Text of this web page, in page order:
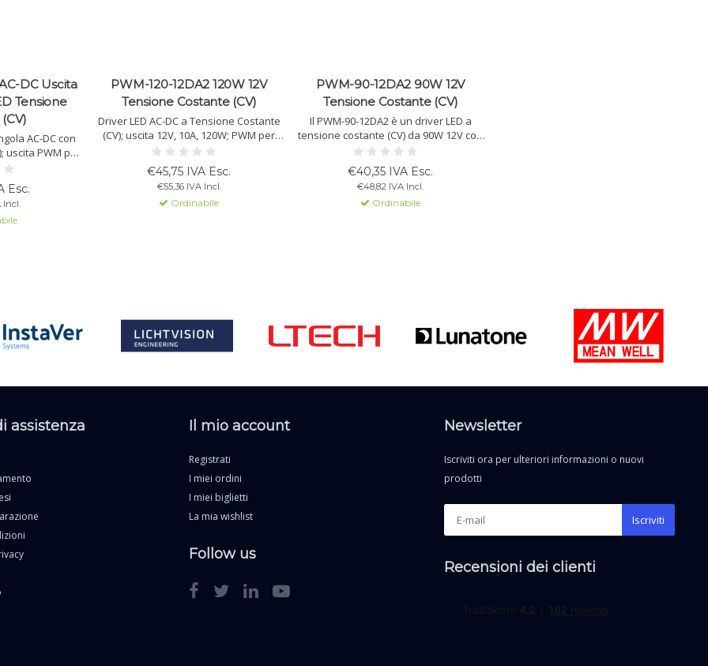
DC Uscita
Tensione
AC-DC con
uscita PWM per
a 3,75A, 90W
con DALI 2.0;
Esc.
Incl.
PWM-120-12DA2 120W 12V
Tensione Costante (CV)
Driver LED AC-DC a Tensione Costante
(CV); uscita 12V, 10A, 120W; PWM per
strisce LED; dimmerazione con DALI 2.0;
involucro IP67.
€45,75 IVA Esc.
€55,36 IVA Incl.
Ordinabile
PWM-90-12DA2 90W 12V
Tensione Costante (CV)
Il PWM-90-12DA2 è un driver LED a
tensione costante (CV) da 90W 12V con
uscita PWM e dimming DALI 2.0. Ideale
per strisce LED, impermeabile (IP67),
alta efficienza e basso consumo a
vuoto.
€40,35 IVA Esc.
€48,82 IVA Incl.
Ordinabile
assistenza Il mio account
Registrati
I miei ordini
I miei biglietti
La mia wishlist
Follow us
Newsletter
Iscriviti ora per ulteriori informazioni o nuovi
prodotti
Iscriviti
Recensioni dei clienti